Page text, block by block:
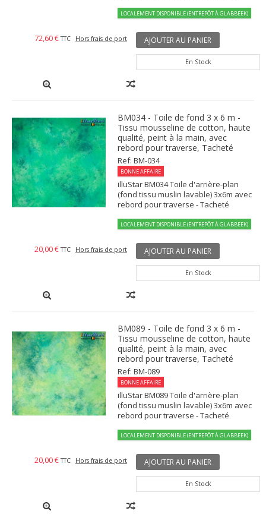
LOCALEMENT DISPONIBLE (ENTREPÔT À GLABBEEK)
72,60 € TTC Hors frais de port AJOUTER AU PANIER
En Stock
BM034 - Toile de fond 3 x 6 m -
Tissu mousseline de cotton, haute
qualité, peint à la main, avec
rebord pour traverse, Tacheté
Ref: BM-034
BONNE AFFAIRE
illuStar BM034 Toile d'arrière-plan
(fond tissu muslin lavable) 3x6m avec
rebord pour traverse - Tacheté
LOCALEMENT DISPONIBLE (ENTREPÔT À GLABBEEK)
20,00 € TTC Hors frais de port AJOUTER AU PANIER
En Stock
BM089 - Toile de fond 3 x 6 m -
Tissu mousseline de cotton, haute
qualité, peint à la main, avec
rebord pour traverse, Tacheté
Ref: BM-089
BONNE AFFAIRE
illuStar BM089 Toile d'arrière-plan
(fond tissu muslin lavable) 3x6m avec
rebord pour traverse - Tacheté
LOCALEMENT DISPONIBLE (ENTREPÔT À GLABBEEK)
20,00 € TTC Hors frais de port AJOUTER AU PANIER
En Stock